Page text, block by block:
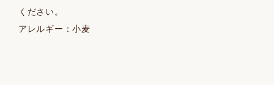
ください。
アレルギー：小麦